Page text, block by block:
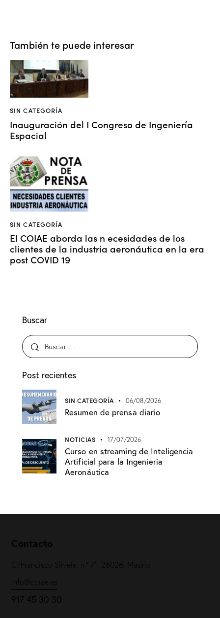
También te puede interesar
SIN CATEGORÍA
Inauguración del I Congreso de Ingeniería
Espacial
SIN CATEGORÍA
El COIAE aborda las n ecesidades de los
clientes de la industria aeronáutica en la era
post COVID 19
Buscar
Post recientes
SIN CATEGORÍA 06/08/2026
Resumen de prensa diario
NOTICIAS 17/07/2026
Curso en streaming de Inteligencia
Artificial para la Ingeniería
Aeronáutica
Contacto
C/Francisco Silvela, n.º 71, 28028, Madrid
917 45 30 30